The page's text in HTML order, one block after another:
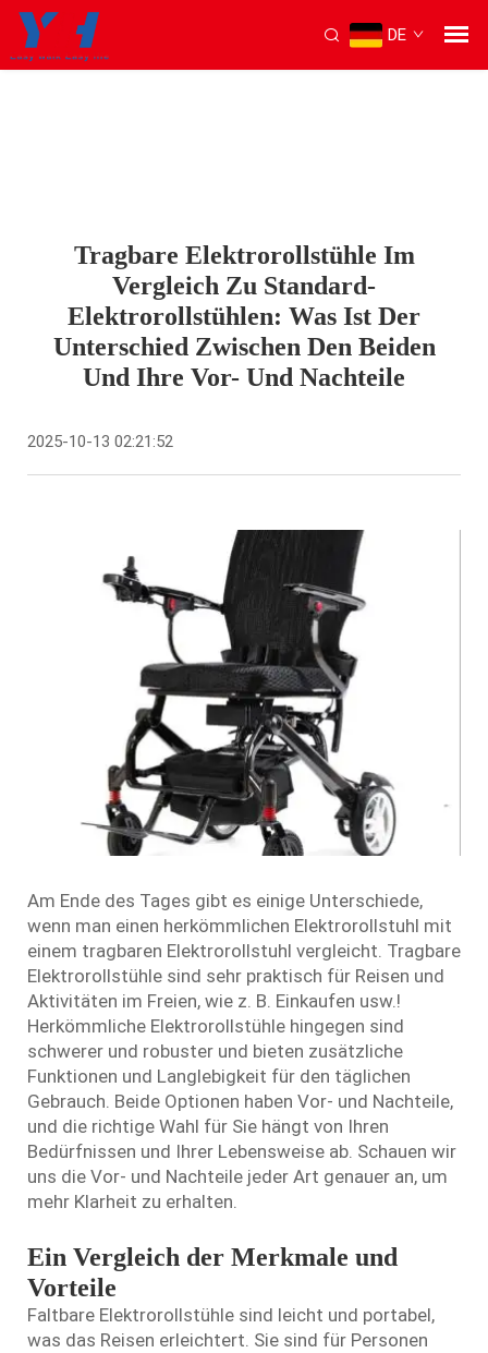
DE
Tragbare Elektrorollstühle Im
Vergleich Zu Standard-
Elektrorollstühlen: Was Ist Der
Unterschied Zwischen Den Beiden
Und Ihre Vor- Und Nachteile
2025-10-13 02:21:52
Am Ende des Tages gibt es einige Unterschiede,
wenn man einen herkömmlichen Elektrorollstuhl mit
einem tragbaren Elektrorollstuhl vergleicht. Tragbare
Elektrorollstühle sind sehr praktisch für Reisen und
Aktivitäten im Freien, wie z. B. Einkaufen usw.!
Herkömmliche Elektrorollstühle hingegen sind
schwerer und robuster und bieten zusätzliche
Funktionen und Langlebigkeit für den täglichen
Gebrauch. Beide Optionen haben Vor- und Nachteile,
und die richtige Wahl für Sie hängt von Ihren
Bedürfnissen und Ihrer Lebensweise ab. Schauen wir
uns die Vor- und Nachteile jeder Art genauer an, um
mehr Klarheit zu erhalten.
Ein Vergleich der Merkmale und
Vorteile
Faltbare Elektrorollstühle sind leicht und portabel,
was das Reisen erleichtert. Sie sind für Personen